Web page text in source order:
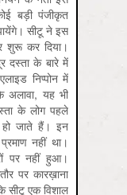
बड़ी पंजीकृत
सीटू ने इस
शुरू कर दिया।
दस्ता के बारे में
निप्पोन में
अलावा, यह भी
के लोग पहले
जाते हैं। इन
नहीं था।
पर नहीं हुआ।
पर कारख़ाना
सीटू एक विशाल